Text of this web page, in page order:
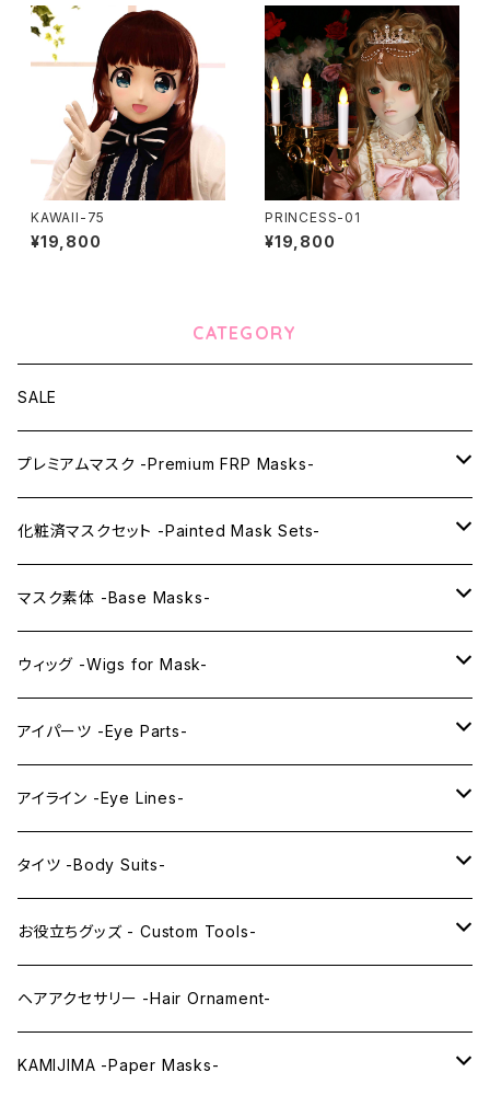
KAWAII-75
¥19,800
PRINCESS-01
¥19,800
CATEGORY
SALE
プレミアムマスク -Premium FRP Masks-
KAWAII PREMIUM Mask & Wig Sets
プレミアムマスク素体-Premium base masks-
プレミアムウィッグ -Premium Wigs-
プレミアムレンズアイ -Premium Lens eye-
化粧済マスクセット -Painted Mask Sets-
KAWAII EX series
KAWAII series
IDOL series
PRINCESS series
KAWAII Little series
マスク素体 -Base Masks-
アニメマスク -Anime Masks-
ドールマスク -Doll Masks-
ウィッグ -Wigs for Mask-
ロング -Long-
ミドル -Middle-
アイパーツ -Eye Parts-
レンズアイ -Lens Eyes-
レンズアイ
レンズアイEX
クリスタルアイ -Crystal Eyes-
アイライン -Eye Lines-
アイラインステッカー -Eye Line Stickers-
まゆ毛 -Eyebrows-
まつ毛 -Eyelash-
タイツ -Body Suits-
全身タイツ -Full Body Suits-
上半身タイツ -Upper Body Suits-
お役立ちグッズ - Custom Tools-
カスタム用品 -Custom Tools-
ウィッグメンテナンス -Wig Maintenance-
ヘアアクセサリー -Hair Ornament-
KAMIJIMA -Paper Masks-